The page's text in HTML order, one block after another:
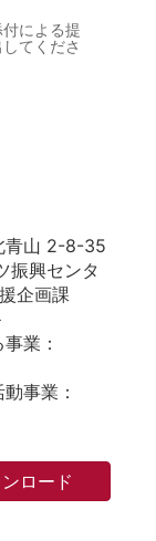
による提
てくださ
青山 2-8-35
振興センタ
企画課
業：
事業：
ロード